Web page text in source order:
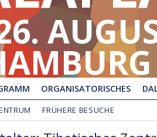
ORGANISATORISCHES
FRÜHERE BESUCHE